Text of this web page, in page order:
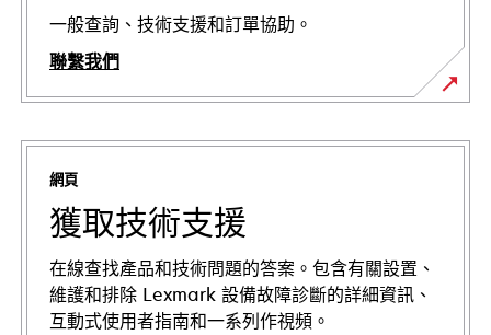
一般查詢、技術支援和訂單協助。
聯繫我們
網頁
獲取技術支援
在線查找產品和技術問題的答案。包含有關設置、
維護和排除 Lexmark 設備故障診斷的詳細資訊、
互動式使用者指南和一系列作視頻。